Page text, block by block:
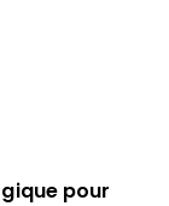
pour